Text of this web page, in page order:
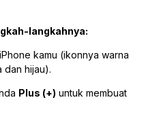
langkahnya:
kamu (ikonnya warna
dan hijau).
Plus (+) untuk membuat